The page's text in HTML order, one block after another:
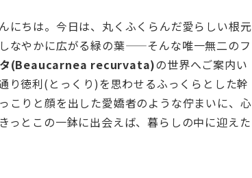
にちは。今日は、丸くふくらんだ愛らしい根元
なやかに広がる緑の葉——そんな唯一無二のフ
タ(Beaucarnea recurvata)の世界へご案内い
り徳利(とっくり)を思わせるふっくらとした幹
こりと顔を出した愛嬌者のような佇まいに、心
っとこの一鉢に出会えば、暮らしの中に迎えた